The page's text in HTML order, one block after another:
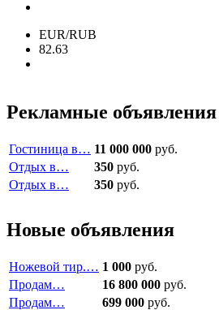
EUR/RUB
82.63
Рекламные объявления
Гостиница в… 11 000 000 руб.
Отдых в…
350 руб.
Отдых в…
350 руб.
Новые объявления
Ножевой тир.… 1 000 руб.
Продам…
16 800 000 руб.
Продам…
699 000 руб.